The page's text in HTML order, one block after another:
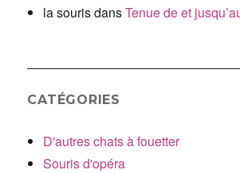
la sourisdansTenue de et
CATÉGORIES
D'autres chats à fouetter
Souris d'opéra